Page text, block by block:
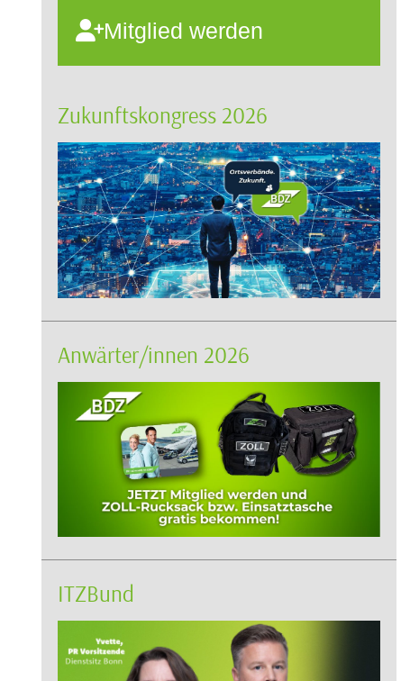
Mitglied werden
Zukunftskongress 2026
Anwärter/innen 2026
ITZBund